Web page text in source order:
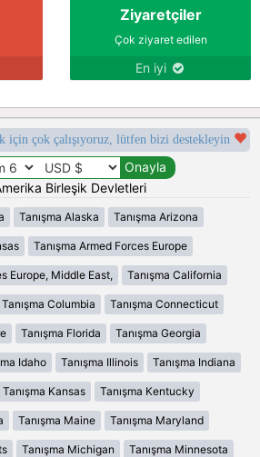
Ziyaretçiler
Çok ziyaret edilen
En iyi
için çok çalışıyoruz, lütfen bizi destekleyin
Birleşik Devletleri
Tanışma Alaska Tanışma Arizona
Tanışma Armed Forces Europe
Europe, Middle East, Tanışma California
Tanışma Columbia Tanışma Connecticut
Tanışma Florida Tanışma Georgia
Idaho Tanışma Illinois Tanışma Indiana
Tanışma Kansas Tanışma Kentucky
Tanışma Maine Tanışma Maryland
Tanışma Michigan Tanışma Minnesota